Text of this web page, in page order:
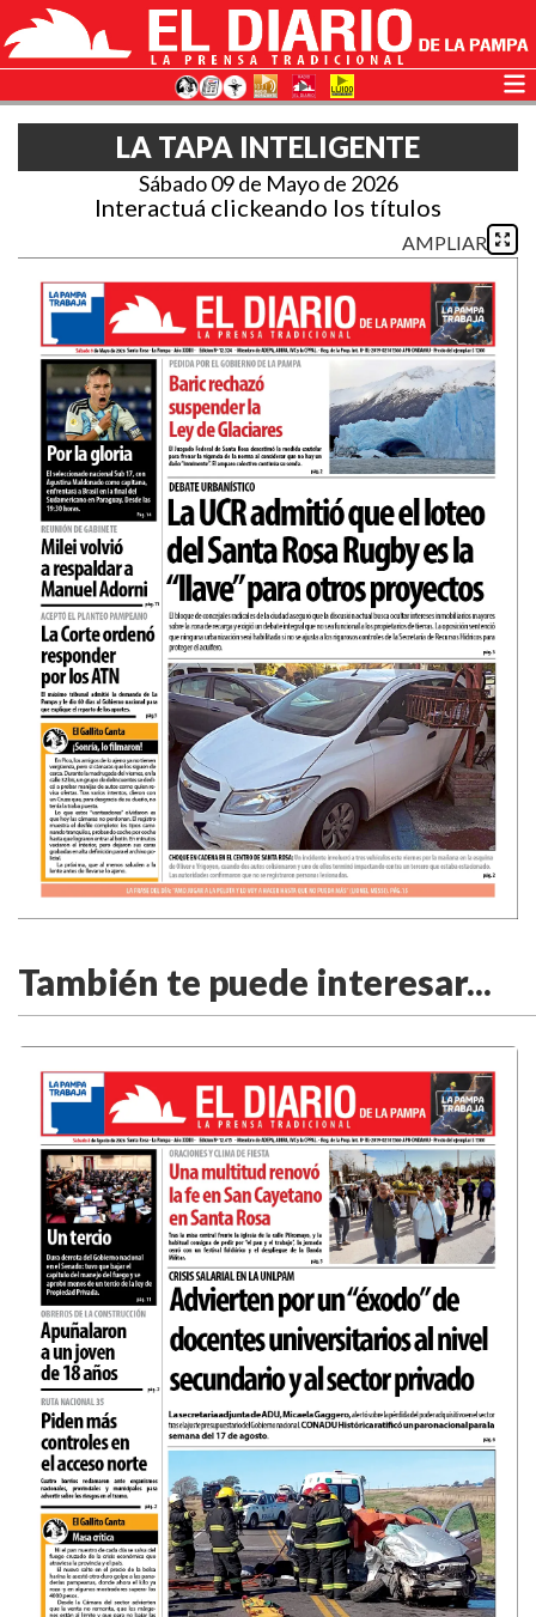
LA TAPA INTELIGENTE
Sábado 09 de Mayo de 2026
Interactuá clickeando los títulos
AMPLIAR
También te puede interesar...